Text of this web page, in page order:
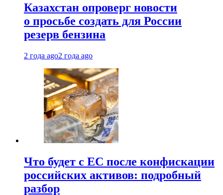
Казахстан опроверг новости
о просьбе создать для России
резерв бензина
2 года ago2 года ago
Что будет с ЕС после конфискации
российских активов: подробный
разбор